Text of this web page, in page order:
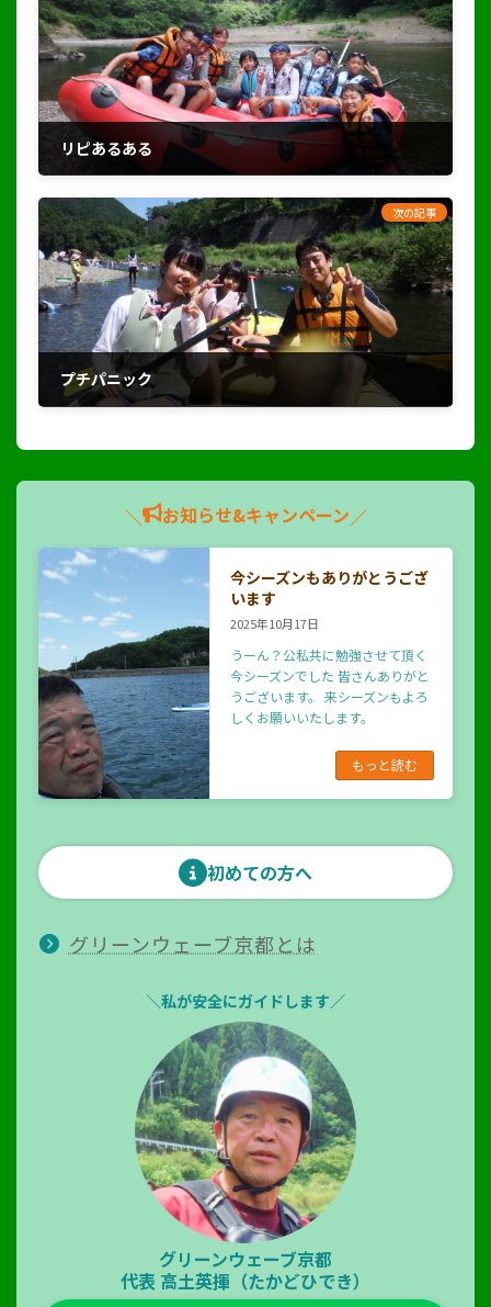
リピあるある
次の記事
プチパニック
＼ お知らせ&キャンペーン／
今シーズンもありがとうござ
います
2025年10月17日
うーん？公私共に勉強させて頂く
今シーズンでした 皆さんありがと
うございます。 来シーズンもよろ
しくお願いいたします。
もっと読む
初めての方へ
グリーンウェーブ京都とは
＼私が安全にガイドします／
グリーンウェーブ京都
代表 高土英揮（たかどひでき）